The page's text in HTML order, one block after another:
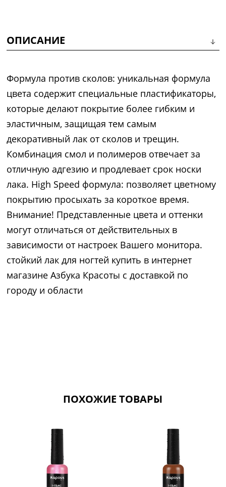
ОПИСАНИЕ
Формула против сколов: уникальная формула
цвета содержит специальные пластификаторы,
которые делают покрытие более гибким и
эластичным, защищая тем самым
декоративный лак от сколов и трещин.
Комбинация смол и полимеров отвечает за
отличную адгезию и продлевает срок носки
лака. High Speed формула: позволяет цветному
покрытию просыхать за короткое время.
Внимание! Представленные цвета и оттенки
могут отличаться от действительных в
зависимости от настроек Вашего монитора.
стойкий лак для ногтей купить в интернет
магазине Азбука Красоты с доставкой по
городу и области
ПОХОЖИЕ ТОВАРЫ